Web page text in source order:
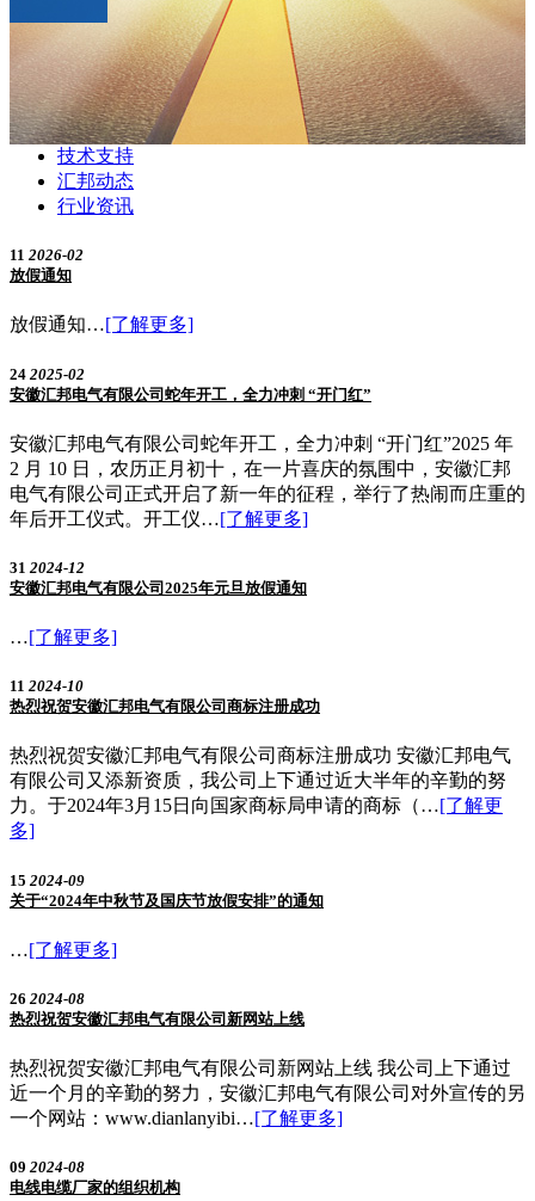
技术支持
汇邦动态
行业资讯
11 2026-02
放假通知
放假通知…[了解更多]
24 2025-02
安徽汇邦电气有限公司蛇年开工，全力冲刺 “开门红”
安徽汇邦电气有限公司蛇年开工，全力冲刺 “开门红”2025 年
2 月 10 日，农历正月初十，在一片喜庆的氛围中，安徽汇邦
电气有限公司正式开启了新一年的征程，举行了热闹而庄重的
年后开工仪式。开工仪…[了解更多]
31 2024-12
安徽汇邦电气有限公司2025年元旦放假通知
…[了解更多]
11 2024-10
热烈祝贺安徽汇邦电气有限公司商标注册成功
热烈祝贺安徽汇邦电气有限公司商标注册成功 安徽汇邦电气
有限公司又添新资质，我公司上下通过近大半年的辛勤的努
力。于2024年3月15日向国家商标局申请的商标（…[了解更
多]
15 2024-09
关于“2024年中秋节及国庆节放假安排”的通知
…[了解更多]
26 2024-08
热烈祝贺安徽汇邦电气有限公司新网站上线
热烈祝贺安徽汇邦电气有限公司新网站上线 我公司上下通过
近一个月的辛勤的努力，安徽汇邦电气有限公司对外宣传的另
一个网站：www.dianlanyibi…[了解更多]
09 2024-08
电线电缆厂家的组织机构